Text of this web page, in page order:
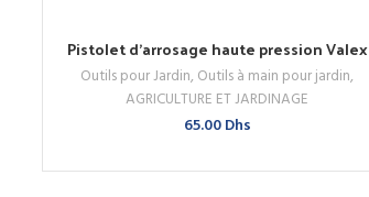
AJOUTER AU PANIER
ACHETEZ MAINTENANT
Pistolet d’arrosage haute pression Valex
Outils pour Jardin, Outils à main pour jardin,
AGRICULTURE ET JARDINAGE
65.00Dhs